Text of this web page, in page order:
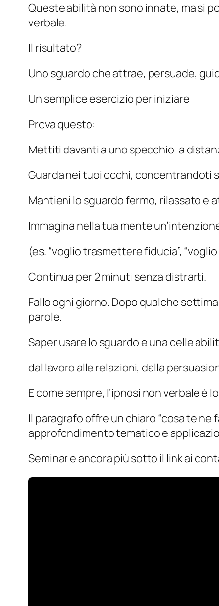
Queste abilità non sono innate, ma si
verbale.
Il risultato?
Uno sguardo che attrae, persuade,
Un semplice esercizio per iniziare
Prova questo:
Mettiti davanti a uno specchio, a
Guarda nei tuoi occhi, concentrandoti
Mantieni lo sguardo fermo, rilassato e
Immagina nella tua mente
(es. “voglio trasmettere fiducia”,
Continua per 2 minuti senza distrarti.
Fallo ogni giorno. Dopo qualche
parole.
Saper usare lo sguardo e una delle
dal lavoro alle relazioni, dalla
E come sempre, l’ipnosi non verbale
Il paragrafo offre un chiaro “cosa te
approfondimento tematico e
Seminar e ancora più sotto il link ai